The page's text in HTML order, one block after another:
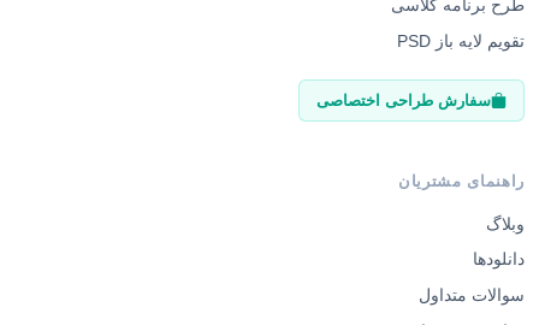
طرح برنامه کلاسی
تقویم لایه باز PSD
سفارش طراحی اختصاصی
راهنمای مشتریان
وبلاگ
دانلودها
سوالات متداول